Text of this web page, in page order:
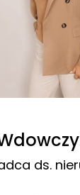
ds.